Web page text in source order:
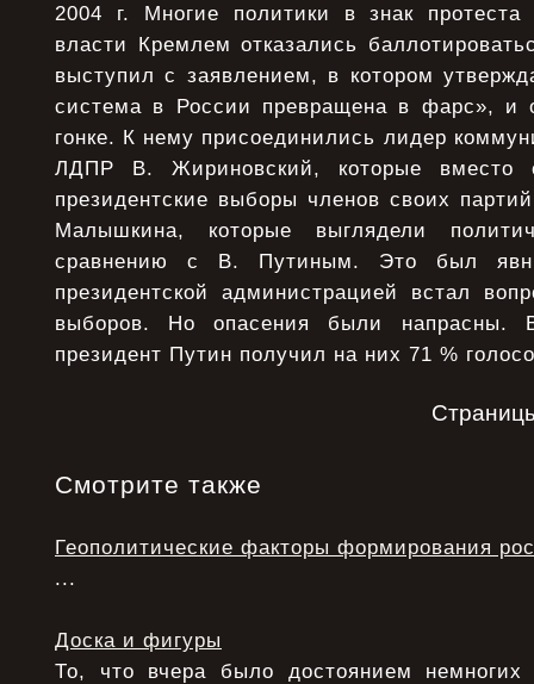
2004 г. Многие политики в знак протеста
власти Кремлем отказались
выступил с заявлением, в котором
система в России превращена в фарс», и
гонке. К нему присоединились лидер
ЛДПР В. Жириновский, которые вместо
президентские выборы членов своих
Малышкина, которые выглядели
сравнению с В. Путиным. Это был
президентской администрацией встал
выборов. Но опасения были напрасны.
президент Путин получил на них 71 %
Смотрите также
Геополитические факторы формирования
...
Доска и фигуры
То, что вчера было достоянием немногих